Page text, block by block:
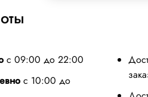
с 09:00 до 22:00
с 10:00 до